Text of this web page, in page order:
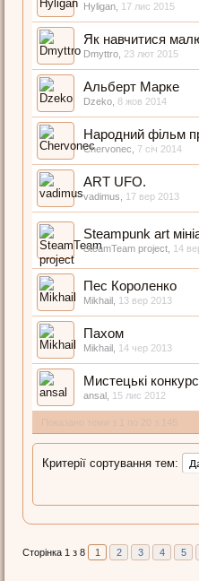
Hyligan 17 лис 2015
Як навчитися
Dmyttro 23 лют 2015
Альберт Марке
Dzeko 8 жов 2014
Народний фільм
Chervonec 7 січ 2014
ART UFO.
vadimus 17 вер 2013
Steampunk art
SteamTeam project 14
Пес Короленко
Mikhail 13 вер 2013
Пахом
Mikhail 14 чер 2013
Мистецькі
ansal 15 лис 2012
Критерії сортування тем:
Сторінка 1 з 8 1 2 3 4 5